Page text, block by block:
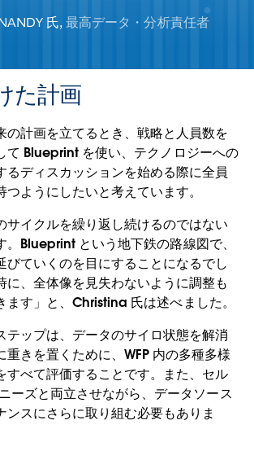
氏, 最高データ・分析責任者
た計画
の計画を立てるとき、戦略と人員数を
て Blueprint を使い、テクノロジーへの
るディスカッションを始める際に全員
ようにしたいと考えています。
サイクルを繰り返し続けるのではない
。Blueprint という地下鉄の路線図で、
びていくのを目にすることになるでし
に、全体像を見失わないように調整も
ます」と、Christina 氏は述べました。
テップは、データのサイロ状態を解消
重きを置くために、WFP 内の多種多様
すべて評価することです。また、セル
ーズと両立させながら、データソース
ンスにさらに取り組む必要もありま